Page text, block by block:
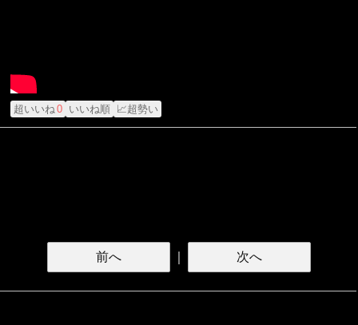
超いいね0 いいね順 📈超勢い
前へ 次へ